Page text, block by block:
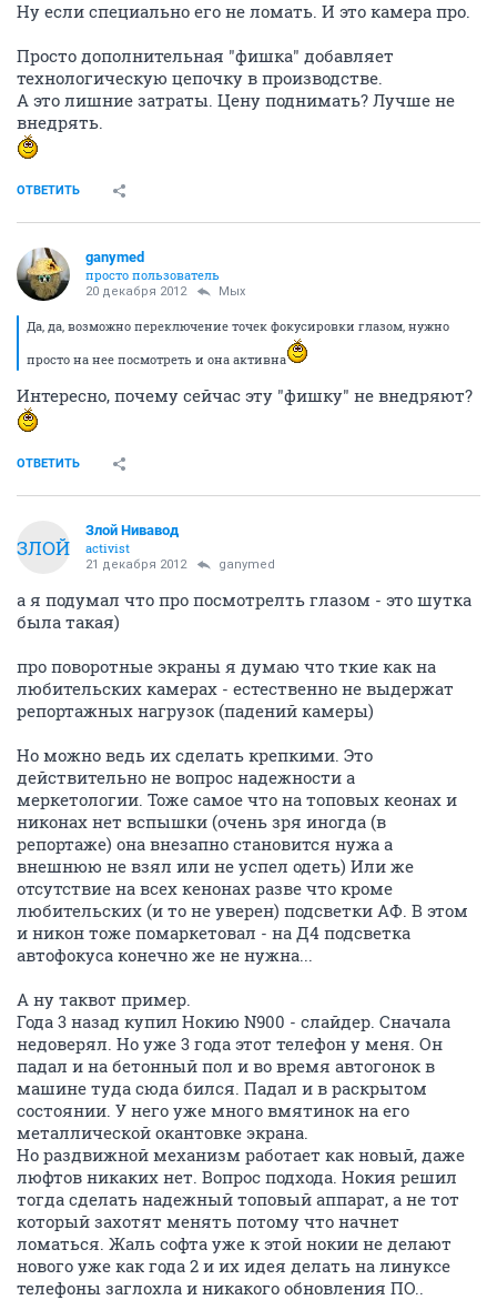
Ну если специально его не ломать. И это камера про.
Просто дополнительная "фишка" добавляет
технологическую цепочку в производстве.
А это лишние затраты. Цену поднимать? Лучше не
внедрять.
ОТВЕТИТЬ
ganymed
просто пользователь
20 декабря 2012 Мых
Да, да, возможно переключение точек фокусировки глазом, нужно
просто на нее посмотреть и она активна
Интересно, почему сейчас эту "фишку" не внедряют?
ОТВЕТИТЬ
ЗЛОЙ
Злой Нивавод
activist
21 декабря 2012 ganymed
а я подумал что про посмотрелть глазом - это шутка
была такая)
про поворотные экраны я думаю что ткие как на
любительских камерах - естественно не выдержат
репортажных нагрузок (падений камеры)
Но можно ведь их сделать крепкими. Это
действительно не вопрос надежности а
меркетологии. Тоже самое что на топовых кеонах и
никонах нет вспышки (очень зря иногда (в
репортаже) она внезапно становится нужа а
внешнюю не взял или не успел одеть) Или же
отсутствие на всех кенонах разве что кроме
любительских (и то не уверен) подсветки АФ. В этом
и никон тоже помаркетовал - на Д4 подсветка
автофокуса конечно же не нужна...
А ну таквот пример.
Года 3 назад купил Нокию N900 - слайдер. Сначала
недоверял. Но уже 3 года этот телефон у меня. Он
падал и на бетонный пол и во время автогонок в
машине туда сюда бился. Падал и в раскрытом
состоянии. У него уже много вмятинок на его
металлической окантовке экрана.
Но раздвижной механизм работает как новый, даже
люфтов никаких нет. Вопрос подхода. Нокия решил
тогда сделать надежный топовый аппарат, а не тот
который захотят менять потому что начнет
ломаться. Жаль софта уже к этой нокии не делают
нового уже как года 2 и их идея делать на линуксе
телефоны заглохла и никакого обновления ПО..